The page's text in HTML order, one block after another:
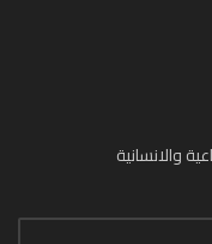
والانسانية